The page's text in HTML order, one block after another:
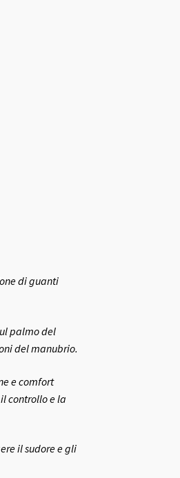
di guanti
palmo del
del manubrio.
e comfort
controllo e la
il sudore e gli